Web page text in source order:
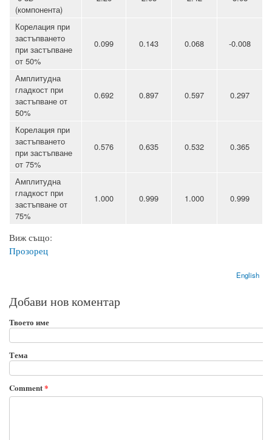
(компонента)
Корелация при
застъпването
при застъпване
от 50%
0.099 0.143 0.068 -0.008
Амплитудна
гладкост при
застъпване от
50%
0.692 0.897 0.597 0.297
Корелация при
застъпването
при застъпване
от 75%
0.576 0.635 0.532 0.365
Амплитудна
гладкост при
застъпване от
75%
1.000 0.999 1.000 0.999
Виж също:
Прозорец
English
Добави нов коментар
Твоето име
Тема
Comment*